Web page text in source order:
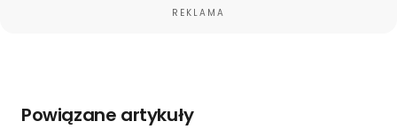
REKLAMA
Powiązane artykuły